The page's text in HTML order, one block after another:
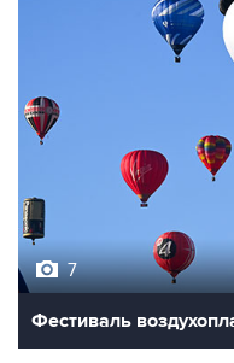
Фестиваль